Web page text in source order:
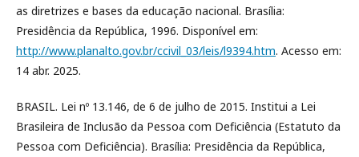
as diretrizes e bases da educação nacional. Brasília:
Presidência da República, 1996. Disponível em:
http://www.planalto.gov.br/ccivil_03/leis/l9394.htm. Acesso em:
14 abr. 2025.
BRASIL. Lei nº 13.146, de 6 de julho de 2015. Institui a Lei
Brasileira de Inclusão da Pessoa com Deficiência (Estatuto da
Pessoa com Deficiência). Brasília: Presidência da República,